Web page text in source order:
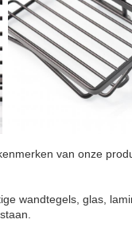
van onze
wandtegels, glas,